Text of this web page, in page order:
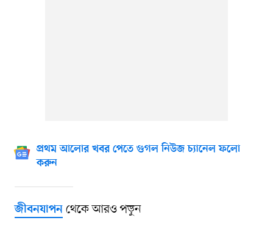
প্রথম আলোর খবর পেতে গুগল নিউজ চ্যানেল ফলো
করুন
জীবনযাপনথেকে আরও পড়ুন